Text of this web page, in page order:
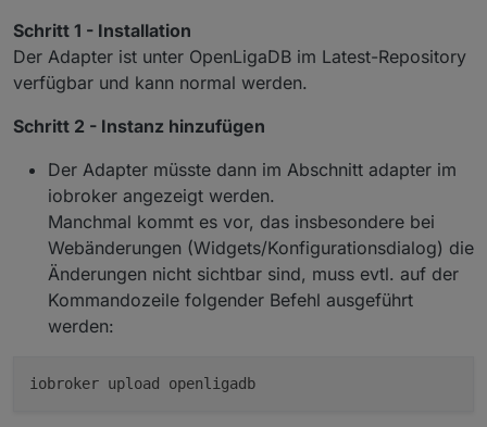
Schritt 1 - Installation
Der Adapter ist unter OpenLigaDB im Latest-Repository
verfügbar und kann normal werden.
Schritt 2 - Instanz hinzufügen
Der Adapter müsste dann im Abschnitt adapter im
iobroker angezeigt werden.
Manchmal kommt es vor, das insbesondere bei
Webänderungen (Widgets/Konfigurationsdialog) die
Änderungen nicht sichtbar sind, muss evtl. auf der
Kommandozeile folgender Befehl ausgeführt
werden: